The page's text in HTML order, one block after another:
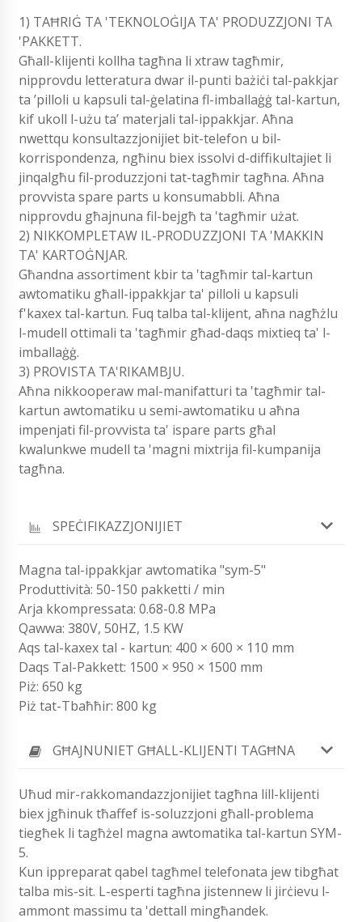
1) TAĦRIĠ TA 'TEKNOLOĠIJA TA' PRODUZZJONI TA
'PAKKETT.
Għall-klijenti kollha tagħna li xtraw tagħmir,
nipprovdu letteratura dwar il-punti bażiċi tal-pakkjar
ta ’pilloli u kapsuli tal-ġelatina fl-imballaġġ tal-kartun,
kif ukoll l-użu ta’ materjali tal-ippakkjar. Aħna
nwettqu konsultazzjonijiet bit-telefon u bil-
korrispondenza, ngħinu biex issolvi d-diffikultajiet li
jinqalgħu fil-produzzjoni tat-tagħmir tagħna. Aħna
provvista spare parts u konsumabbli. Aħna
nipprovdu għajnuna fil-bejgħ ta 'tagħmir użat.
2) NIKKOMPLETAW IL-PRODUZZJONI TA 'MAKKIN
TA' KARTOĠNJAR.
Għandna assortiment kbir ta 'tagħmir tal-kartun
awtomatiku għall-ippakkjar ta' pilloli u kapsuli
f'kaxex tal-kartun. Fuq talba tal-klijent, aħna nagħżlu
l-mudell ottimali ta 'tagħmir għad-daqs mixtieq ta' l-
imballaġġ.
3) PROVISTA TA'RIKAMBJU.
Aħna nikkooperaw mal-manifatturi ta 'tagħmir tal-
kartun awtomatiku u semi-awtomatiku u aħna
impenjati fil-provvista ta' ispare parts għal
kwalunkwe mudell ta 'magni mixtrija fil-kumpanija
tagħna.
SPEĊIFIKAZZJONIJIET
Magna tal-ippakkjar awtomatika "sym-5"
Produttività: 50-150 pakketti / min
Arja kkompressata: 0.68-0.8 MPa
Qawwa: 380V, 50HZ, 1.5 KW
Aqs tal-kaxex tal - kartun: 400 × 600 × 110 mm
Daqs Tal-Pakkett: 1500 × 950 × 1500 mm
Piż: 650 kg
Piż tat-Tbaħħir: 800 kg
GĦAJNUNIET GĦALL-KLIJENTI TAGĦNA
Uħud mir-rakkomandazzjonijiet tagħna lill-klijenti
biex jgħinuk tħaffef is-soluzzjoni għall-problema
tiegħek li tagħżel magna awtomatika tal-kartun SYM-
5.
Kun ippreparat qabel tagħmel telefonata jew tibgħat
talba mis-sit. L-esperti tagħna jistennew li jirċievu l-
ammont massimu ta 'dettall mingħandek.